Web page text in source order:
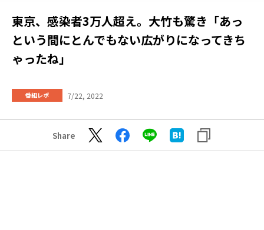
東京、感染者3万人超え。大竹も驚き「あっ
という間にとんでもない広がりになってきち
ゃったね」
番組レポ 7/22, 2022
Share